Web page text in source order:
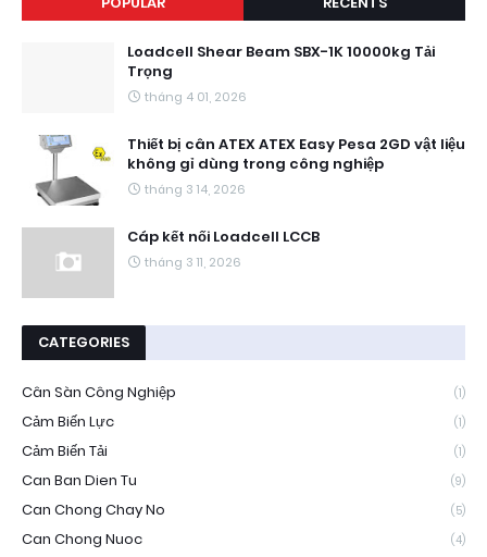
Loadcell Shear Beam SBX-1K 10000kg Tải
Trọng
tháng 4 01, 2026
Thiết bị cân ATEX ATEX Easy Pesa 2GD vật liệu
không gỉ dùng trong công nghiệp
tháng 3 14, 2026
Cáp kết nối Loadcell LCCB
tháng 3 11, 2026
CATEGORIES
Cân Sàn Công Nghiệp (1)
Cảm Biến Lực (1)
Cảm Biến Tải (1)
Can Ban Dien Tu (9)
Can Chong Chay No (5)
Can Chong Nuoc (4)